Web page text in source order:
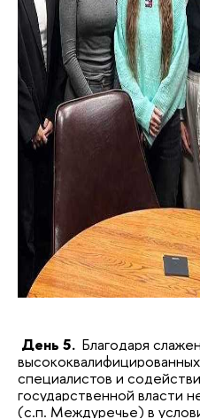
День 5. Благодаря
специалистов и
государственной власти
(с.п. Междуречье) в